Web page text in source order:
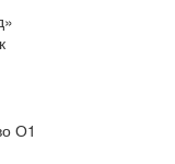
О1